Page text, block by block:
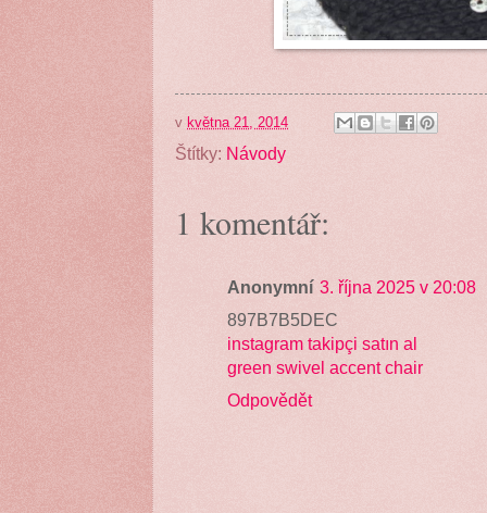
v května 21, 2014
Štítky: Návody
1 komentář:
Anonymní 3. října 2025 v 20:08
897B7B5DEC
instagram takipçi satın al
green swivel accent chair
Odpovědět